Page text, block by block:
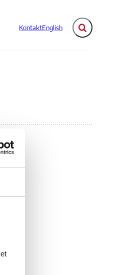
KontaktEnglish Fold søgefelt ud